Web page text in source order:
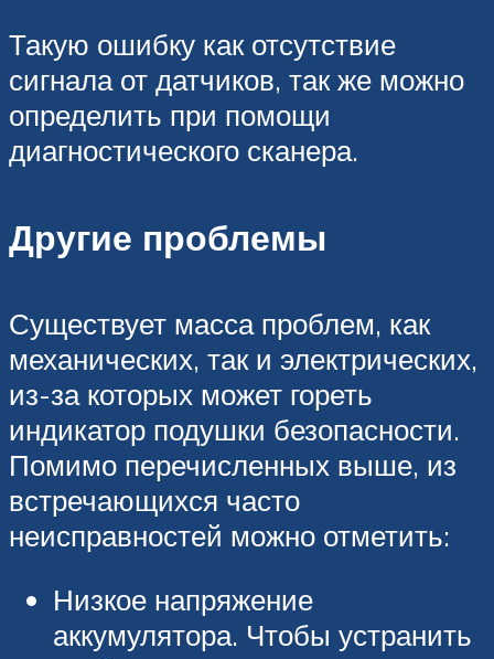
Такую ошибку как отсутствие
сигнала от датчиков, так же можно
определить при помощи
диагностического сканера.
Другие проблемы
Существует масса проблем, как
механических, так и электрических,
из-за которых может гореть
индикатор подушки безопасности.
Помимо перечисленных выше, из
встречающихся часто
неисправностей можно отметить:
Низкое напряжение
аккумулятора. Чтобы устранить